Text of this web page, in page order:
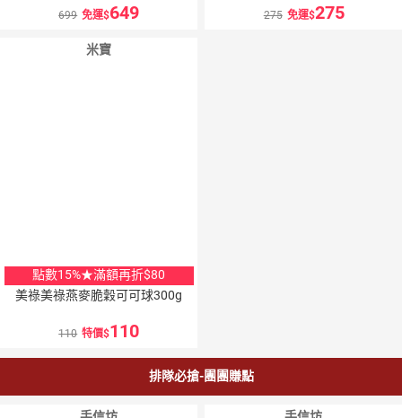
699 免運 649 275 免運 275
米寶
點數15%★滿額再折$80
美祿美祿燕麥脆穀可可球300g
110 特價 110
排隊必搶-團團賺點